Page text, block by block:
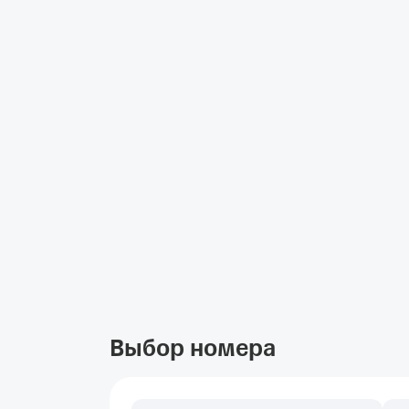
Выбор номера